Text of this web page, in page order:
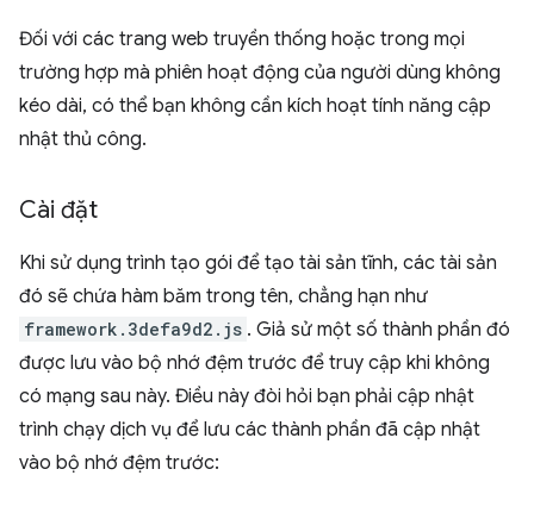
Đối với các trang web truyền thống hoặc trong mọi
trường hợp mà phiên hoạt động của người dùng không
kéo dài, có thể bạn không cần kích hoạt tính năng cập
nhật thủ công.
Cài đặt
Khi sử dụng trình tạo gói để tạo tài sản tĩnh, các tài sản
đó sẽ chứa hàm băm trong tên, chẳng hạn như
framework.3defa9d2.js . Giả sử một số thành phần đó
được lưu vào bộ nhớ đệm trước để truy cập khi không
có mạng sau này. Điều này đòi hỏi bạn phải cập nhật
trình chạy dịch vụ để lưu các thành phần đã cập nhật
vào bộ nhớ đệm trước: